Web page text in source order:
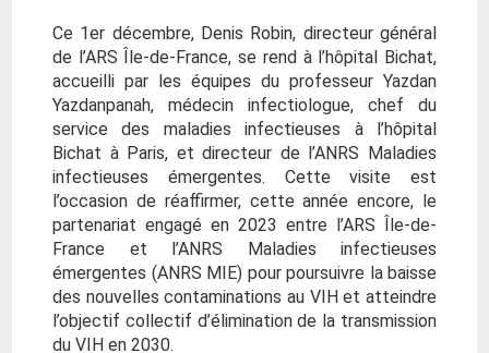
Ce 1er décembre, Denis Robin, directeur général
de l’ARS Île-de-France, se rend à l’hôpital Bichat,
accueilli par les équipes du professeur Yazdan
Yazdanpanah, médecin infectiologue, chef du
service des maladies infectieuses à l’hôpital
Bichat à Paris, et directeur de l’ANRS Maladies
infectieuses émergentes. Cette visite est
l’occasion de réaffirmer, cette année encore, le
partenariat engagé en 2023 entre l’ARS Île-de-
France et l’ANRS Maladies infectieuses
émergentes (ANRS MIE) pour poursuivre la baisse
des nouvelles contaminations au VIH et atteindre
l’objectif collectif d’élimination de la transmission
du VIH en 2030.